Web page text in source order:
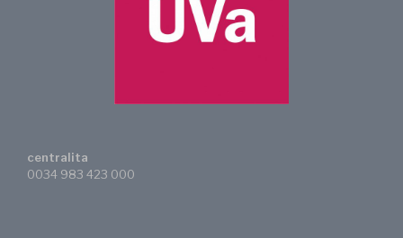
centralita
0034 983 423 000